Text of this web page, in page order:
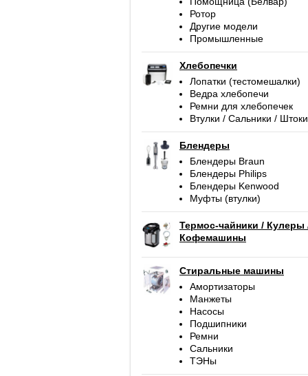
Ротор
Другие модели
Промышленные
Хлебопечки
Лопатки (тестомешалки)
Ведра хлебопечи
Ремни для хлебопечек
Втулки / Сальники / Штоки
Блендеры
Блендеры Braun
Блендеры Philips
Блендеры Kenwood
Муфты (втулки)
Термос-чайники / Кулеры
Кофемашины
Стиральные машины
Амортизаторы
Манжеты
Насосы
Подшипники
Ремни
Сальники
ТЭНы